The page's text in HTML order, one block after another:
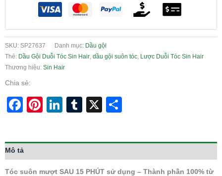
SKU: SP27637 Danh mục: Dầu gội
Thẻ: Dầu Gội Duỗi Tóc Sin Hair, dầu gội suôn tóc, Lược Duỗi Tóc Sin Hair
Thương hiệu: Sin Hair
Chia sẻ:
Facebook
Pinterest
LinkedIn
Tumblr
X
Mô tả
Tóc suôn mượt SAU 15 PHÚT sử dụng – Thành phần 100% từ